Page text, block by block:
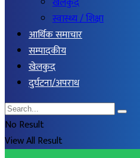
स्वास्थ्य / शिक्षा
आर्थिक समाचार
सम्पादकीय
खेलकुद
दुर्घटना/अपराध
No Result
View All Result